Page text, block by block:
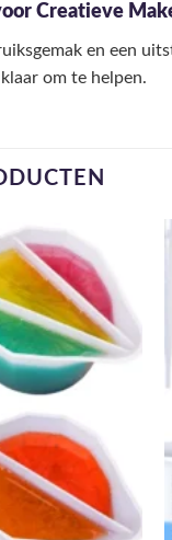
Creatieve
en een
om te helpen.
Toevoegen
aan
verlanglijst